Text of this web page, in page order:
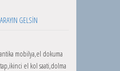
GELSIN
mobilya,el dokuma
el kol saati,dolma